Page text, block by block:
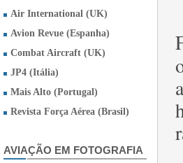
Air International (UK)
Avion Revue (Espanha)
Combat Aircraft (UK)
JP4 (Itália)
Mais Alto (Portugal)
Revista Força Aérea (Brasil)
AVIAÇÃO EM FOTOGRAFIA